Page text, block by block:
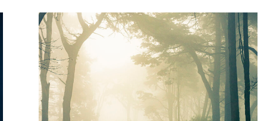
En continuant, vous acceptez la politique de
confidentialité